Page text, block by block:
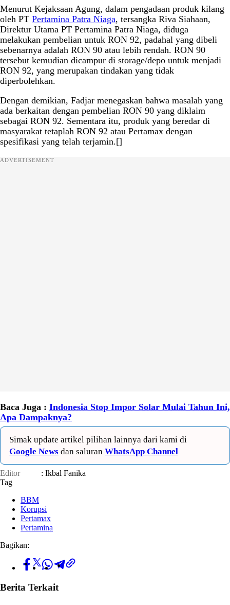
Menurut Kejaksaan Agung, dalam pengadaan produk kilang
oleh PT Pertamina Patra Niaga, tersangka Riva Siahaan,
Direktur Utama PT Pertamina Patra Niaga, diduga
melakukan pembelian untuk RON 92, padahal yang dibeli
sebenarnya adalah RON 90 atau lebih rendah. RON 90
tersebut kemudian dicampur di storage/depo untuk menjadi
RON 92, yang merupakan tindakan yang tidak
diperbolehkan.
Dengan demikian, Fadjar menegaskan bahwa masalah yang
ada berkaitan dengan pembelian RON 90 yang diklaim
sebagai RON 92. Sementara itu, produk yang beredar di
masyarakat tetaplah RON 92 atau Pertamax dengan
spesifikasi yang telah terjamin.[]
ADVERTISEMENT
Baca Juga : Indonesia Stop Impor Solar Mulai Tahun Ini,
Apa Dampaknya?
Simak update artikel pilihan lainnya dari kami di
Google News dan saluran WhatsApp Channel
Editor
: Ikbal Fanika
Tag
BBM
Korupsi
Pertamax
Pertamina
Bagikan:
Berita Terkait